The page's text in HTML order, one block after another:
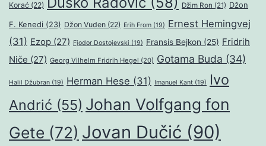
Korać (22) Džim Ron (21) Džon
F. Kenedi (23) Džon Vuden (22) Erih From (19) Ernest Hemingvej
(31) Ezop (27) Fjodor Dostojevski (19) Fransis Bejkon (25) Fridrih
Niče (27) Georg Vilhelm Fridrih Hegel (20) Gotama Buda (34)
Halil Džubran (19) Herman Hese (31) Imanuel Kant (19)
Ivo
Andrić (55) Johan Volfgang fon
Gete (72) Jovan Dučić (90)